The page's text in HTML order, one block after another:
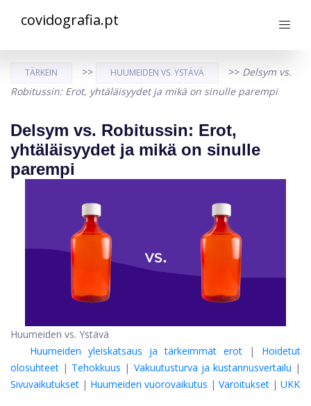
covidografia.pt
TÄRKEIN >> HUUMEIDEN VS. YSTÄVÄ >> Delsym vs.
Robitussin: Erot, yhtäläisyydet ja mikä on sinulle parempi
Delsym vs. Robitussin: Erot,
yhtäläisyydet ja mikä on sinulle
parempi
Huumeiden vs. Ystävä
Huumeiden yleiskatsaus ja tärkeimmät erot | Hoidetut
olosuhteet | Tehokkuus | Vakuutusturva ja kustannusvertailu |
Sivuvaikutukset | Huumeiden vuorovaikutus | Varoitukset | UKK